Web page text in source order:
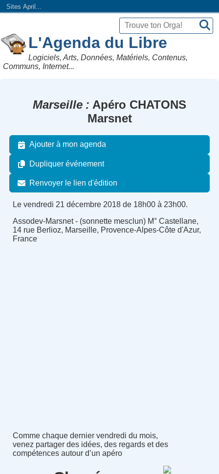
Sites April...
L'Agenda du Libre
Logiciels, Arts, Données, Matériels, Contenus,
Communs, Internet...
Marseille
Apéro CHATONS
Marsnet
Ajouter à mon agenda
Dupliquer événement
Renvoyer le lien d'édition
Le vendredi 21 décembre 2018 de 18h00 à 23h00.
Assodev-Marsnet - (sonnette mesclun) M° Castellane,
14 rue Berlioz, Marseille, Provence-Alpes-Côte d'Azur,
France
Comme chaque dernier vendredi du mois,
venez partager des idées, des regards et des
compétences autour d’un apéro